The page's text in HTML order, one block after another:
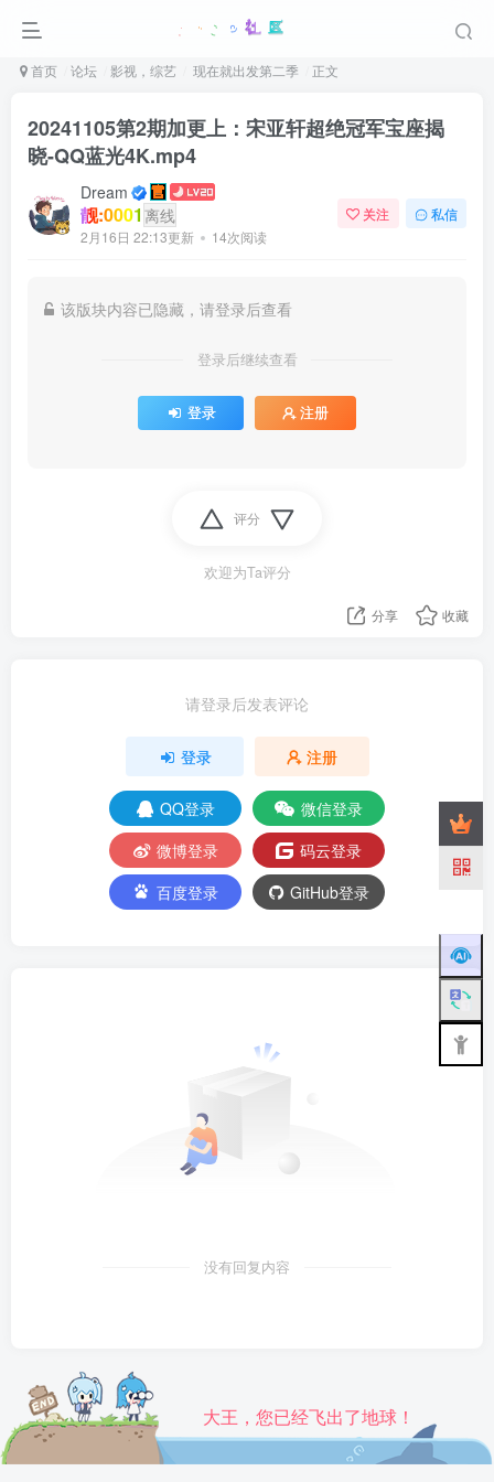
首页 论坛 影视，综艺 现在就出发第二季 正文
20241105第2期加更上：宋亚轩超绝冠军宝座揭
晓-QQ蓝光4K.mp4
Dream
靓:0001 离线
2月16日 22:13更新 14次阅读
关注 私信
该版块内容已隐藏，请登录后查看
登录后继续查看
登录 注册
评分
欢迎为Ta评分
分享 收藏
请登录后发表评论
登录 注册
QQ登录
微信登录
微博登录
码云登录
百度登录
GitHub登录
没有回复内容
大王，您已经飞出了地球！